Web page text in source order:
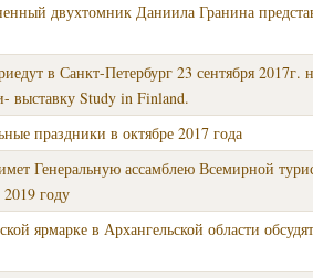
двухтомник Даниила Гранина
в Санкт-Петербург 23 сентября 2017г.
выставку Study in Finland.
праздники в октябре 2017 года
Генеральную ассамблею Всемирной
году
ярмарке в Архангельской области